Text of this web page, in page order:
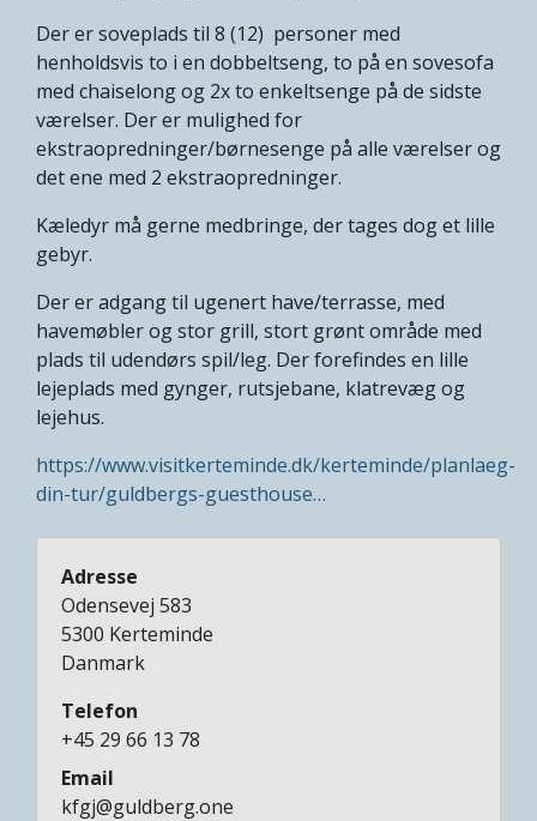
Der er soveplads til 8 (12) personer med
henholdsvis to i en dobbeltseng, to på en sovesofa
med chaiselong og 2x to enkeltsenge på de sidste
værelser. Der er mulighed for
ekstraopredninger/børnesenge på alle værelser og
det ene med 2 ekstraopredninger.
Kæledyr må gerne medbringe, der tages dog et lille
gebyr.
Der er adgang til ugenert have/terrasse, med
havemøbler og stor grill, stort grønt område med
plads til udendørs spil/leg. Der forefindes en lille
lejeplads med gynger, rutsjebane, klatrevæg og
lejehus.
https://www.visitkerteminde.dk/kerteminde/planlaeg-
din-tur/guldbergs-guesthouse…
Adresse
Odensevej 583
5300 Kerteminde
Danmark
Telefon
+45 29 66 13 78
Email
kfgj@guldberg.one